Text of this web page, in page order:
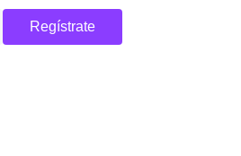
Regístrate